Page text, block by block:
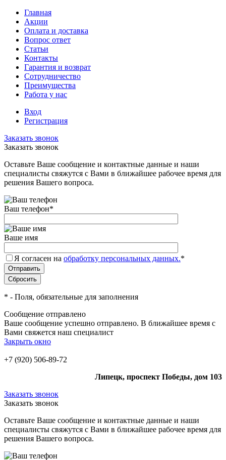
Главная
Акции
Оплата и доставка
Вопрос ответ
Статьи
Контакты
Гарантия и возврат
Сотрудничество
Преимущества
Работа у нас
Вход
Регистрация
Заказать звонок
Заказать звонок
Оставьте Ваше сообщение и контактные данные и наши
специалисты свяжутся с Вами в ближайшее рабочее время для
решения Вашего вопроса.
Ваш телефон*
Ваше имя
Я согласен на обработку персональных данных.*
* - Поля, обязательные для заполнения
Сообщение отправлено
Ваше сообщение успешно отправлено. В ближайшее время с
Вами свяжется наш специалист
Закрыть окно
+7 (920) 506-89-72
Липецк, проспект Победы, дом 103
Заказать звонок
Заказать звонок
Оставьте Ваше сообщение и контактные данные и наши
специалисты свяжутся с Вами в ближайшее рабочее время для
решения Вашего вопроса.